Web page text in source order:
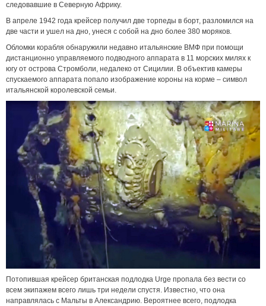
следовавшие в Северную Африку.
В апреле 1942 года крейсер получил две торпеды в борт, разломился на
две части и ушел на дно, унеся с собой на дно более 380 моряков.
Обломки корабля обнаружили недавно итальянские ВМФ при помощи
дистанционно управляемого подводного аппарата в 11 морских милях к
югу от острова Стромболи, недалеко от Сицилии. В объектив камеры
спускаемого аппарата попало изображение короны на корме – символ
итальянской королевской семьи.
Потопившая крейсер британская подлодка Urge пропала без вести со
всем экипажем всего лишь три недели спустя. Известно, что она
направлялась с Мальты в Александрию. Вероятнее всего, подлодка